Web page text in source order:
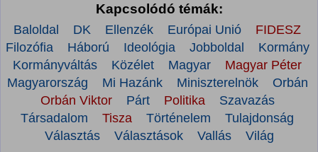
Kapcsolódó témák:
Baloldal DK Ellenzék Európai Unió
FIDESZ
Filozófia
Háború Ideológia Jobboldal
Kormány
Kormányváltás
Közélet Magyar
Magyar Péter
Magyarország
Mi Hazánk Miniszterelnök
Orbán
Orbán Viktor
Párt Politika
Szavazás
Társadalom
Tisza Történelem
Tulajdonság
Választás
Választások Vallás Világ